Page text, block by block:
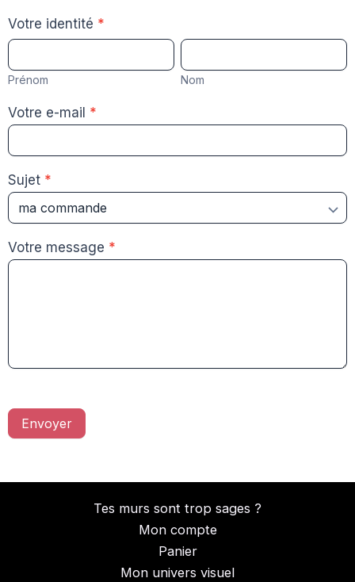
contact
Votre identité *
Prénom
Prénom
Nom
Nom
Votre e-mail *
Sujet *
Votre message *
Envoyer
Tes murs sont trop sages ?
Mon compte
Panier
Mon univers visuel